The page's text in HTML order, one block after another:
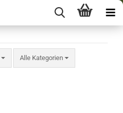
Alle Kategorien